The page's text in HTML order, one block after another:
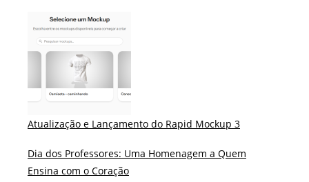
Atualização e Lançamento do Rapid Mockup 3
Dia dos Professores: Uma Homenagem a Quem
Ensina com o Coração